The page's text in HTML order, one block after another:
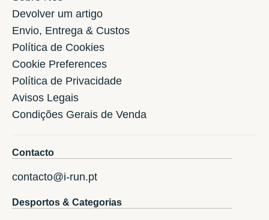
Devolver um artigo
Envio, Entrega & Custos
Política de Cookies
Cookie Preferences
Política de Privacidade
Avisos Legais
Condições Gerais de Venda
Contacto
contacto@i-run.pt
Desportos & Categorias